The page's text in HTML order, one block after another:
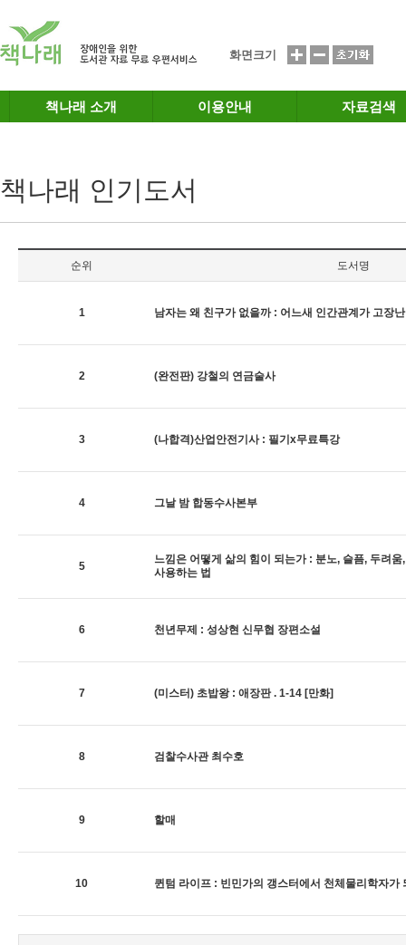
화면크기
책나래 소개 이용안내 자료검색
책나래 인기도서
순위 도서명
1 남자는 왜 친구가 없을까 : 어느새 인간관계가 고장
2 (완전판) 강철의 연금술사
3 (나합격)산업안전기사 : 필기x무료특강
4 그날 밤 합동수사본부
5
느낌은 어떻게 삶의 힘이 되는가 : 분노, 슬픔, 두려
사용하는 법
6 천년무제 : 성상현 신무협 장편소설
7 (미스터) 초밥왕 : 애장판 . 1-14 [만화]
8 검찰수사관 최수호
9 할매
10 퀸텀 라이프 : 빈민가의 갱스터에서 천체물리학자가